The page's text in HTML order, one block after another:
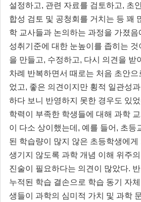
설정하고, 관련 자료를 검토하고, 초
합성 검토 및 공청회를 거치는 등 꽤
학 교사들과 논의하는 과정을 가졌음
성취기준에 대한 눈높이를 좁히는
을 만들고, 수정하고, 다시 의견을 받
차례 반복하면서 때로는 처음 초안
었고, 좋은 의견이지만 횡적 일관성
하다 보니 반영하지 못한 경우도 있
학력이 부족한 학생들에 대해 과학
이 다소 상이했는데, 예를 들어, 초등
된 학습량이 많지 않은 초등학생에게
생기지 않도록 과학 개념 이해 위주
진술이 필요하다는 의견이 많았다.
누적된 학습 결손으로 학습 동기 자
생들이 과학의 심미적 가치 및 과학